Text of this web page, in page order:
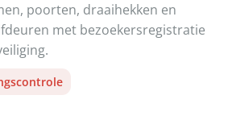
poorten, draaihekken en
met bezoekersregistratie